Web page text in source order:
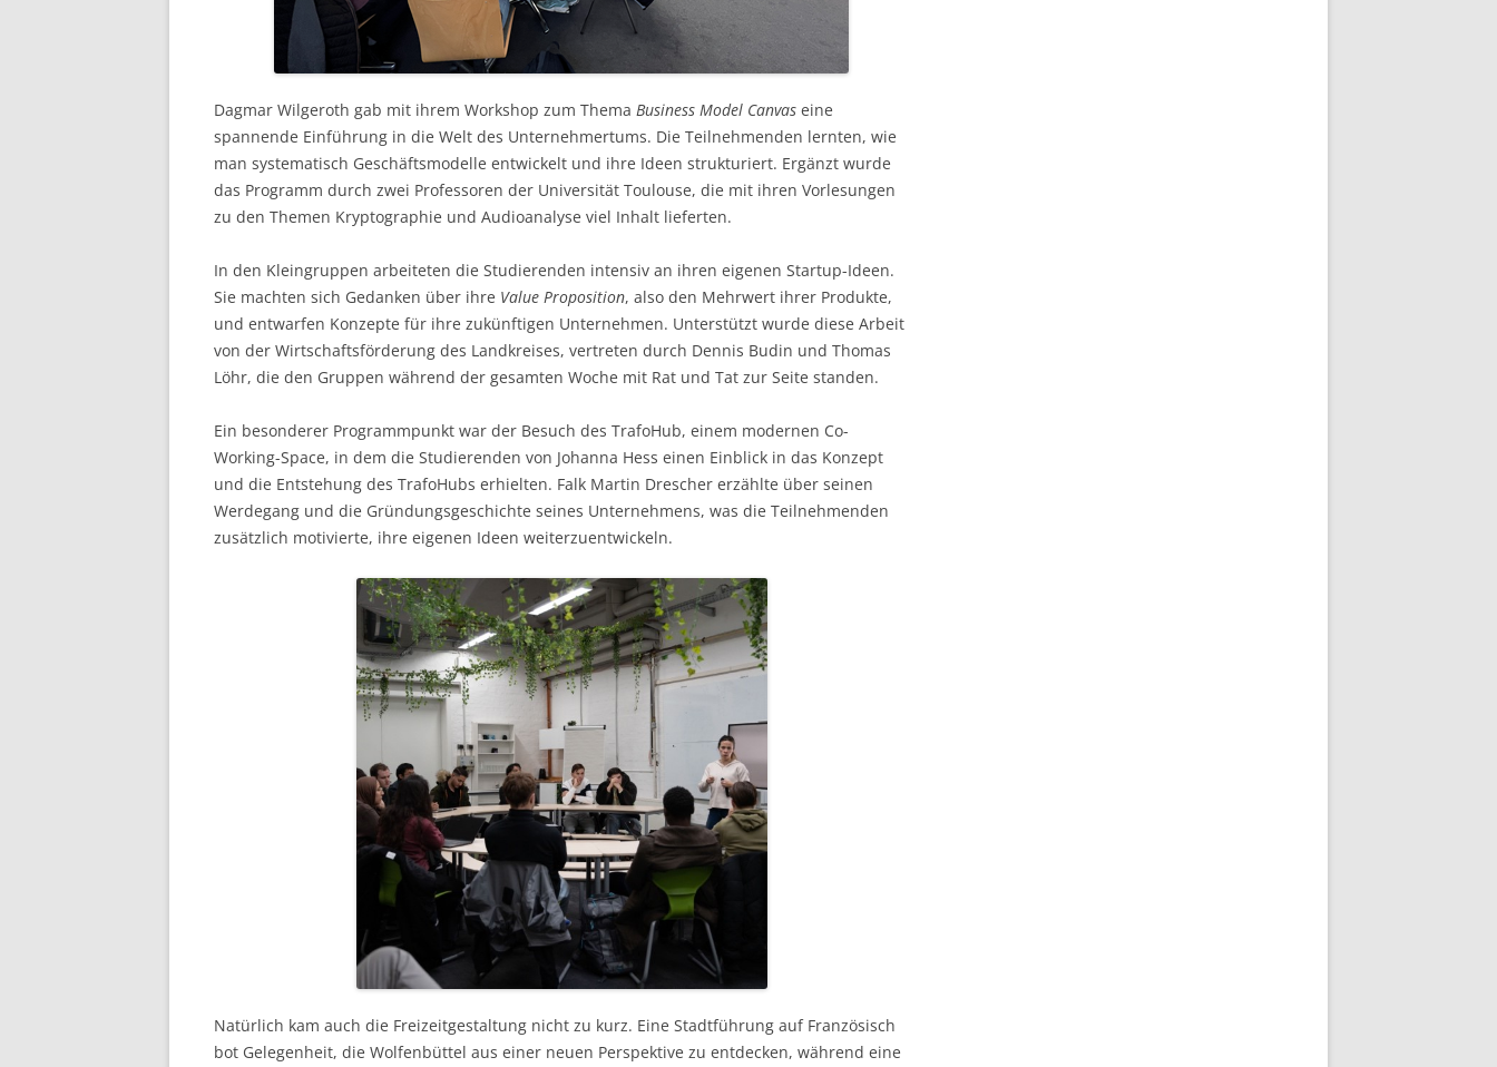
Dagmar Wilgeroth gab mit ihrem Workshop zum Thema Business Model Canvas eine
spannende Einführung in die Welt des Unternehmertums. Die Teilnehmenden lernten, wie
man systematisch Geschäftsmodelle entwickelt und ihre Ideen strukturiert. Ergänzt wurde
das Programm durch zwei Professoren der Universität Toulouse, die mit ihren Vorlesungen
zu den Themen Kryptographie und Audioanalyse viel Inhalt lieferten.
In den Kleingruppen arbeiteten die Studierenden intensiv an ihren eigenen Startup-Ideen.
Sie machten sich Gedanken über ihre Value Proposition, also den Mehrwert ihrer Produkte,
und entwarfen Konzepte für ihre zukünftigen Unternehmen. Unterstützt wurde diese Arbeit
von der Wirtschaftsförderung des Landkreises, vertreten durch Dennis Budin und Thomas
Löhr, die den Gruppen während der gesamten Woche mit Rat und Tat zur Seite standen.
Ein besonderer Programmpunkt war der Besuch des TrafoHub, einem modernen Co-
Working-Space, in dem die Studierenden von Johanna Hess einen Einblick in das Konzept
und die Entstehung des TrafoHubs erhielten. Falk Martin Drescher erzählte über seinen
Werdegang und die Gründungsgeschichte seines Unternehmens, was die Teilnehmenden
zusätzlich motivierte, ihre eigenen Ideen weiterzuentwickeln.
Natürlich kam auch die Freizeitgestaltung nicht zu kurz. Eine Stadtführung auf Französisch
bot Gelegenheit, die Wolfenbüttel aus einer neuen Perspektive zu entdecken, während eine